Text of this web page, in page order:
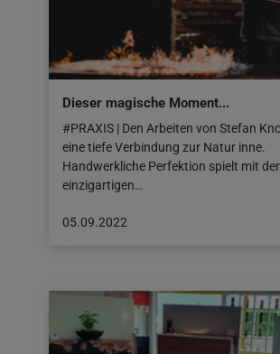
Dieser magische Moment...
#PRAXIS | Den Arbeiten von Stefan
eine tiefe Verbindung zur Natur inne.
Handwerkliche Perfektion spielt mit
einzigartigen…
Beitrag
05.09.2022